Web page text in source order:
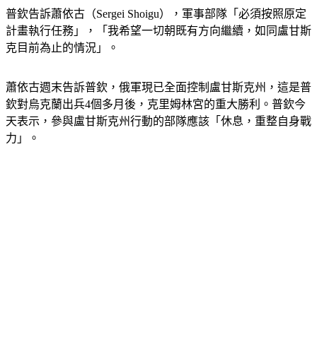
普欽告訴蕭依古（Sergei Shoigu），軍事部隊「必須按照原定
計畫執行任務」，「我希望一切朝既有方向繼續，如同盧甘斯
克目前為止的情況」。
蕭依古週末告訴普欽，俄軍現已全面控制盧甘斯克州，這是普
欽對烏克蘭出兵4個多月後，克里姆林宮的重大勝利。普欽今
天表示，參與盧甘斯克州行動的部隊應該「休息，重整自身戰
力」。